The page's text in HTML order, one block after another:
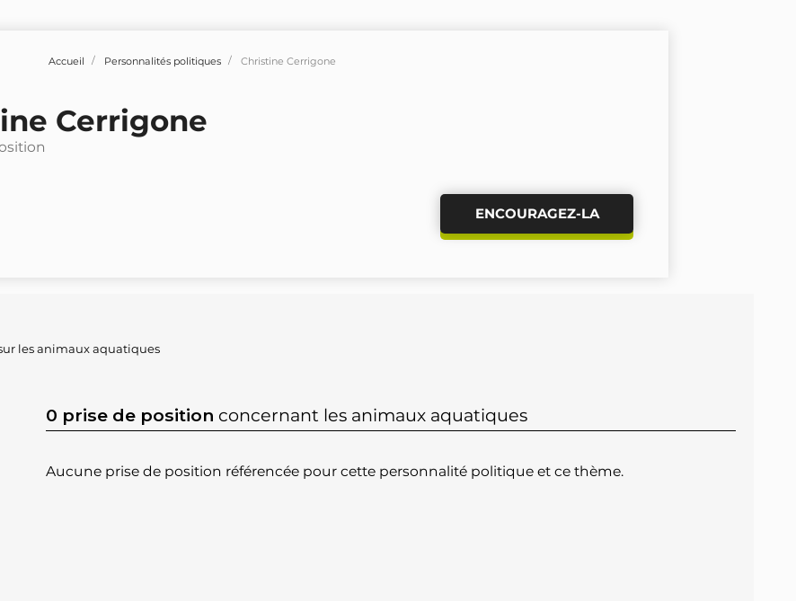
Accueil Personnalités politiques Christine Cerrigone
Cerrigone
ENCOURAGEZ-LA
les animaux aquatiques
0 prise de position concernant les animaux aquatiques
Aucune prise de position référencée pour cette personnalité politique et ce thème.